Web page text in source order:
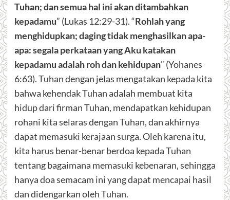
Tuhan; dan semua hal ini akan ditambahkan
kepadamu” (Lukas 12:29-31). “Rohlah yang
menghidupkan; daging tidak menghasilkan apa-
apa: segala perkataan yang Aku katakan
kepadamu adalah roh dan kehidupan” (Yohanes
6:63). Tuhan dengan jelas mengatakan kepada kita
bahwa kehendak Tuhan adalah membuat kita
hidup dari firman Tuhan, mendapatkan kehidupan
rohani kita selaras dengan Tuhan, dan akhirnya
dapat memasuki kerajaan surga. Oleh karena itu,
kita harus benar-benar berdoa kepada Tuhan
tentang bagaimana memasuki kebenaran, sehingga
hanya doa semacam ini yang dapat mencapai hasil
dan didengarkan oleh Tuhan.